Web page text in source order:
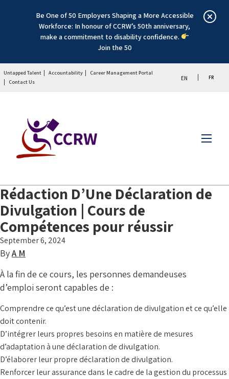
Be One of 50 Employers Shaping a More Accessible
Workforce: In honour of CCRW’s 50th anniversary,
make a commitment to disability confidence.
Join the 50
Untapped Talent Accountability
Career Management Portal
Contact Us
EN FR
Menu
Rédaction D’Une Déclaration de
Divulgation | Cours de
Compétences pour réussir
September 6, 2024
ByA M
À la fin de ce cours, les personnes demandeuses
d’emploi seront capables de :
Comprendre ce qu’est une déclaration de divulgation et ce qu’elle
doit contenir.
D’intégrer leurs propres besoins en matière de mesures
d’adaptation à une déclaration de divulgation.
D’élaborer leur propre déclaration de divulgation.
Renforcer leur assurance dans le cadre de la gestion du processus